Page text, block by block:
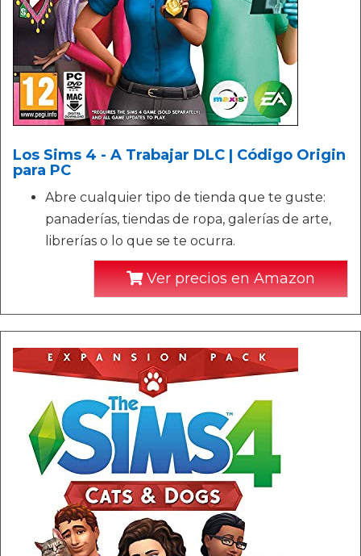
Los Sims 4 - A Trabajar DLC | Código Origin
para PC
Abre cualquier tipo de tienda que te guste:
panaderías, tiendas de ropa, galerías de arte,
librerías o lo que se te ocurra.
Ver precios en Amazon